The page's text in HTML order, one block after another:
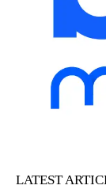
LATEST